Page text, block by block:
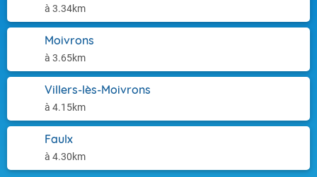
à 3.34km
Moivrons
à 3.65km
Villers-lès-Moivrons
à 4.15km
Faulx
à 4.30km